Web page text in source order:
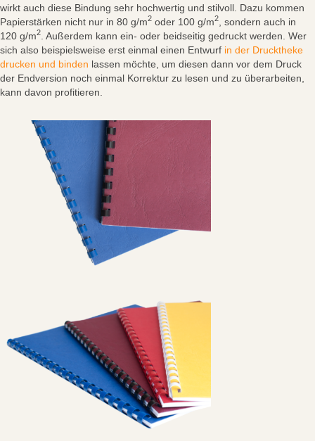
wirkt auch diese Bindung sehr hochwertig und stilvoll. Dazu kommen
Papierstärken nicht nur in 80 g/m2 oder 100 g/m2
, sondern auch in
120 g/m2 . Außerdem kann ein- oder beidseitig gedruckt werden. Wer
sich also beispielsweise erst einmal einen Entwurf in der Drucktheke
drucken und binden lassen möchte, um diesen dann vor dem Druck
der Endversion noch einmal Korrektur zu lesen und zu überarbeiten,
kann davon profitieren.